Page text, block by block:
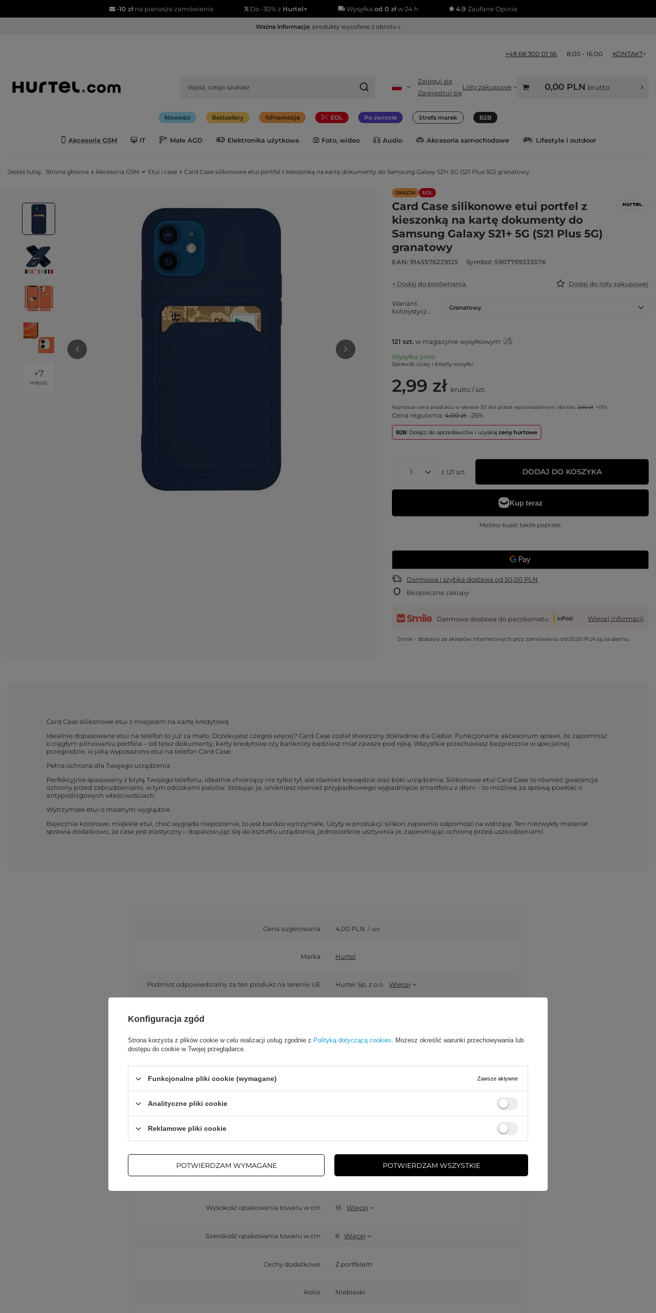
-10 złna pierwsze zamówienie Do -30% z Hurtel+ Wysyłka od 0 złw 24 h 4.9Zaufane Opinie
Ważne informacje: produkty wycofane z obrotu »
+48 68 300 01 56 8:00 - 16:00 KONTAKT
Zaloguj się
Zarejestruj się
Listy zakupowe 0,00 PLN brutto
Nowości Bestsellery Promocje EOL Po zwrocie Strefa marek B2B
Akcesoria GSM IT Małe AGD Elektronika użytkowa Foto, wideo Audio Akcesoria samochodowe Lifestyle i outdoor
Jesteś tutaj: Strona główna Akcesoria GSM Etui i case Card Case silikonowe etui portfel z kieszonką na kartę dokumenty do Samsung Galaxy S21+ 5G (S21 Plus 5G) granatowy
+7
więcej
OKAZJA EOL
Card Case silikonowe etui portfel z
kieszonką na kartę dokumenty do
Samsung Galaxy S21+ 5G (S21 Plus 5G)
granatowy
EAN: 9145576229125 Symbol: 5907769333576
+ Dodaj do porównania Dodaj do listy zakupowej
Wariant
kolorystyczny
Granatowy
121 szt.w magazynie wysyłkowym
Wysyłka jutro
Sprawdź czasy i koszty wysyłki
2,99 zł brutto/szt.
Najniższa cena produktu w okresie 30 dni przed wprowadzeniem obniżki:2,60 zł +15%
Cena regularna:4,00 zł -25%
B2B: Dołącz do sprzedawców i uzyskajceny hurtowe
z121szt. DODAJ DO KOSZYKA
Możesz kupić także poprzez:
Darmowa i szybka dostawa od50,00 PLN
Bezpieczne zakupy
Darmowa dostawa do paczkomatu Więcej informacji
Smile - dostawy ze sklepów internetowych przy zamówieniu od50,00 PLN są za darmo.
Card Case silikonowe etui z miejscem na kartę kredytową
Idealnie dopasowane etui na telefon to już za mało. Oczekujesz czegoś więcej? Card Case został stworzony dokładnie dla Ciebie. Funkcjonalne akcesorium sprawi, że zapomnisz
o ciągłym pilnowaniu portfela – od teraz dokumenty, karty kredytowe czy banknoty będziesz miał zawsze pod ręką. Wszystkie przechowasz bezpiecznie w specjalnej
przegrodzie, w jaką wyposażono etui na telefon Card Case.
Pełna ochrona dla Twojego urządzenia
Perfekcyjnie spasowany z bryłą Twojego telefonu, idealnie chroniący nie tylko tył, ale również krawędzie oraz boki urządzenia. Silikonowe etui Card Case to również gwarancja
ochrony przed zabrudzeniami, w tym odciskami palców. Stosując je, unikniesz również przypadkowego wypadnięcie smartfonu z dłoni – to możliwe za sprawą powłoki o
antypoślizgowych właściwościach.
Wytrzymałe etui o modnym wyglądzie
Bajecznie kolorowe, miękkie etui, choć wygląda niepozornie, to jest bardzo wytrzymałe. Użyty w produkcji silikon zapewnia odporność na wstrząsy. Ten niezwykły materiał
sprawia dodatkowo, że case jest elastyczny – dopasowując się do kształtu urządzenia, jednocześnie usztywnia je, zapewniając ochronę przed uszkodzeniami.
Cena sugerowana 4,00 PLN / szt.
Marka Hurtel
Podmiot odpowiedzialny za ten produkt na terenie UE Hurtel Sp. z o.o. Więcej
Seria HURTEL PROTECT
Gwarancja Akcesoria GSM
Wysokość opakowania towaru w cm 16 Więcej
Szerokość opakowania towaru w cm 8 Więcej
Cechy dodatkowe Z portfelem
Kolor Niebieski
Konfiguracja zgód
Strona korzysta z plików cookie w celu realizacji usług zgodnie z Polityką dotyczącą cookies. Możesz określić warunki przechowywania lub
dostępu do cookie w Twojej przeglądarce.
Funkcjonalne pliki cookie (wymagane) Zawsze aktywne
Analityczne pliki cookie
Reklamowe pliki cookie
POTWIERDZAM WYMAGANE POTWIERDZAM WSZYSTKIE